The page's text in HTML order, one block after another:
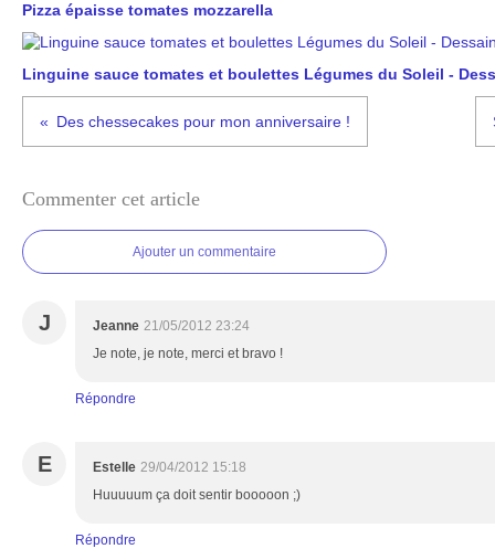
Pizza épaisse tomates mozzarella
Linguine sauce tomates et boulettes Légumes du Soleil -
Des chessecakes pour mon anniversaire !
Commenter cet article
Ajouter un commentaire
J Jeanne 21/05/2012 23:24
Je note, je note, merci et bravo !
Répondre
E Estelle 29/04/2012 15:18
Huuuuum ça doit sentir booooon ;)
Répondre